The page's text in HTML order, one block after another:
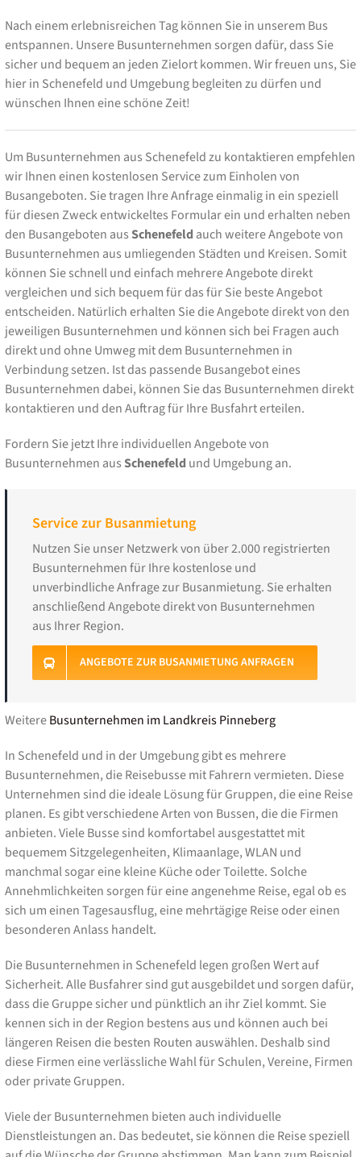
Nach einem erlebnisreichen Tag können Sie in unserem Bus
entspannen. Unsere Busunternehmen sorgen dafür, dass Sie
sicher und bequem an jeden Zielort kommen. Wir freuen uns, Sie
hier in Schenefeld und Umgebung begleiten zu dürfen und
wünschen Ihnen eine schöne Zeit!
Um Busunternehmen aus Schenefeld zu kontaktieren empfehlen
wir Ihnen einen kostenlosen Service zum Einholen von
Busangeboten. Sie tragen Ihre Anfrage einmalig in ein speziell
für diesen Zweck entwickeltes Formular ein und erhalten neben
den Busangeboten ausSchenefeld auch weitere Angebote von
Busunternehmen aus umliegenden Städten und Kreisen. Somit
können Sie schnell und einfach mehrere Angebote direkt
vergleichen und sich bequem für das für Sie beste Angebot
entscheiden. Natürlich erhalten Sie die Angebote direkt von den
jeweiligen Busunternehmen und können sich bei Fragen auch
direkt und ohne Umweg mit dem Busunternehmen in
Verbindung setzen. Ist das passende Busangebot eines
Busunternehmen dabei, können Sie das Busunternehmen direkt
kontaktieren und den Auftrag für Ihre Busfahrt erteilen.
Fordern Sie jetzt Ihre individuellen Angebote von
Busunternehmen ausSchenefeld und Umgebung an.
Service zur Busanmietung
Nutzen Sie unser Netzwerk von über 2.000 registrierten
Busunternehmen für Ihre kostenlose und
unverbindliche Anfrage zur Busanmietung. Sie erhalten
anschließend Angebote direkt von Busunternehmen
aus Ihrer Region.
ANGEBOTE ZUR BUSANMIETUNG ANFRAGEN
WeitereBusunternehmen im Landkreis Pinneberg
In Schenefeld und in der Umgebung gibt es mehrere
Busunternehmen, die Reisebusse mit Fahrern vermieten. Diese
Unternehmen sind die ideale Lösung für Gruppen, die eine Reise
planen. Es gibt verschiedene Arten von Bussen, die die Firmen
anbieten. Viele Busse sind komfortabel ausgestattet mit
bequemem Sitzgelegenheiten, Klimaanlage, WLAN und
manchmal sogar eine kleine Küche oder Toilette. Solche
Annehmlichkeiten sorgen für eine angenehme Reise, egal ob es
sich um einen Tagesausflug, eine mehrtägige Reise oder einen
besonderen Anlass handelt.
Die Busunternehmen in Schenefeld legen großen Wert auf
Sicherheit. Alle Busfahrer sind gut ausgebildet und sorgen dafür,
dass die Gruppe sicher und pünktlich an ihr Ziel kommt. Sie
kennen sich in der Region bestens aus und können auch bei
längeren Reisen die besten Routen auswählen. Deshalb sind
diese Firmen eine verlässliche Wahl für Schulen, Vereine, Firmen
oder private Gruppen.
Viele der Busunternehmen bieten auch individuelle
Dienstleistungen an. Das bedeutet, sie können die Reise speziell